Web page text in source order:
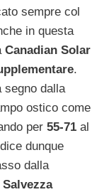
sempre col
in questa
Canadian Solar
.
segno dalla
ostico come
per 55-71 al
dunque
dalla
Salvezza